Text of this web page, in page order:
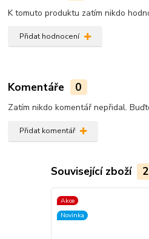
K tomuto produktu zatím nikdo
Přidat hodnocení
Komentáře 0
Zatím nikdo komentář nepřidal.
Přidat komentář
Související zboží
Akce
Novinka